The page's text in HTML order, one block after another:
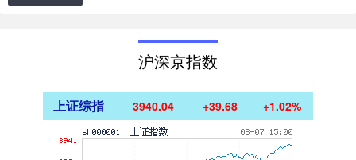
沪深京指数
上证综指 3940.04 +39.68 +1.02%